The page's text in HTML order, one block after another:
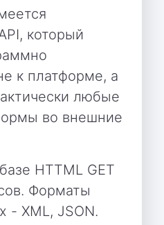
который
к платформе, а
любые
во внешние
HTTML GET
Форматы
- XML, JSON.